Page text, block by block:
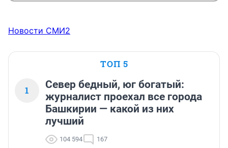
Новости СМИ2
ТОП 5
1
Север бедный, юг богатый:
журналист проехал все города
Башкирии — какой из них
лучший
104 594 167